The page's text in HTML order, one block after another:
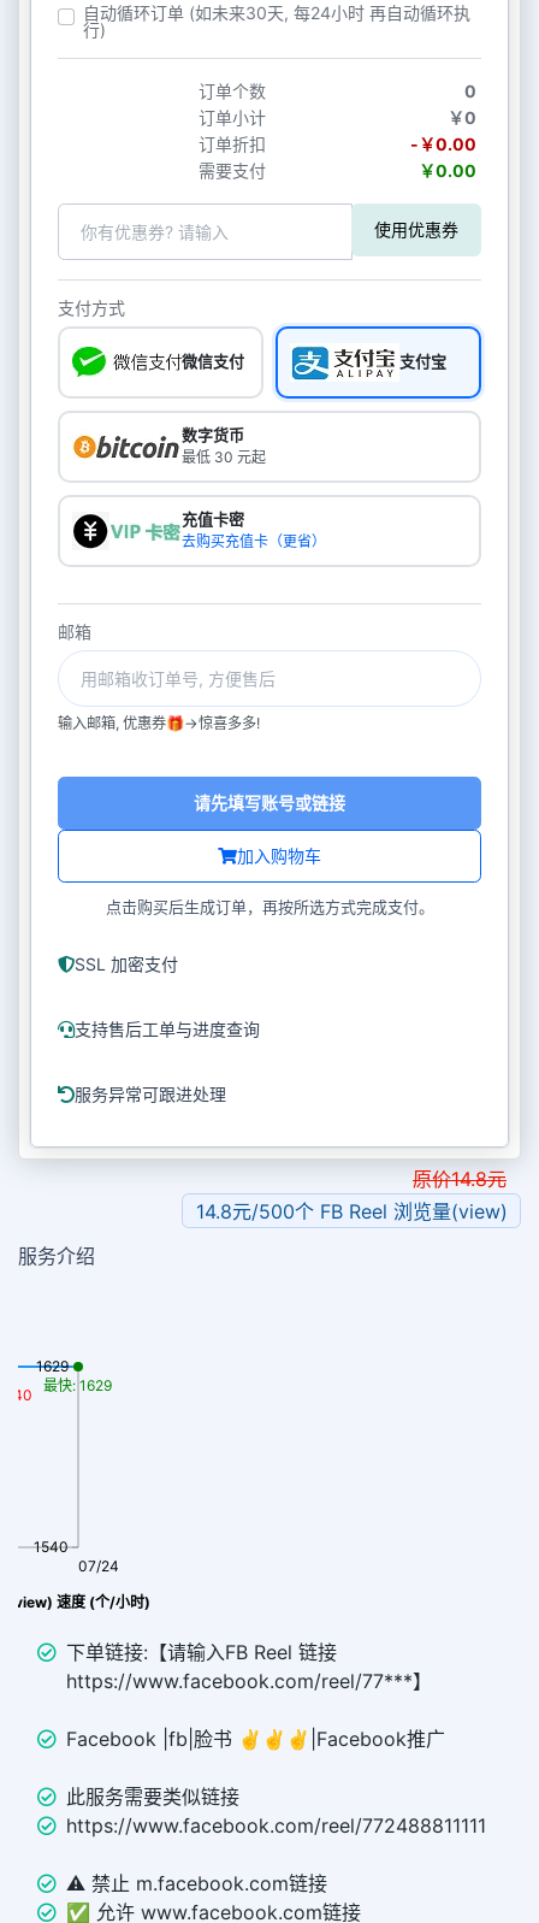
自动循环订单 (如未来30天, 每24小时 再自动循环执
行)
订单个数
0
订单小计
￥0
订单折扣
-￥0.00
需要支付
￥0.00
使用优惠券
支付方式
微信支付 支付宝
数字货币
最低 30 元起
充值卡密
去购买充值卡（更省）
邮箱
输入邮箱, 优惠券🎁->惊喜多多!
加入购物车
请先填写账号或链接
点击购买后生成订单，再按所选方式完成支付。
SSL 加密支付
支持售后工单与进度查询
服务异常可跟进处理
原价14.8元
14.8元/500个 FB Reel 浏览量(view)
服务介绍
(view) 速度 (个/小时)
1540
1629
07/24
最快: 1629
下单链接:【请输入FB Reel 链接
https://www.facebook.com/reel/77***】
Facebook |fb|脸书 ✌️✌️✌️|Facebook推广
此服务需要类似链接
https://www.facebook.com/reel/772488811111
⚠️ 禁止 m.facebook.com链接
✅ 允许 www.facebook.com链接